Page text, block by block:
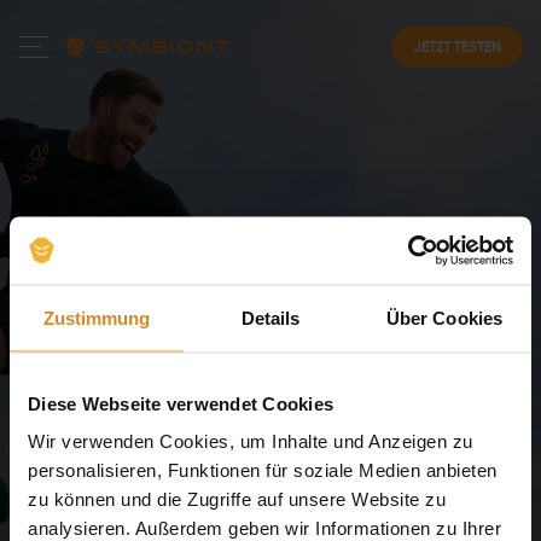
Zustimmung Details Über Cookies
Diese Webseite verwendet Cookies
Wir verwenden Cookies, um Inhalte und Anzeigen zu
personalisieren, Funktionen für soziale Medien anbieten
zu können und die Zugriffe auf unsere Website zu
analysieren. Außerdem geben wir Informationen zu Ihrer
JETZT TESTEN
Häufig gestellte
Fragenzum SYMBIONT
EMS-Training